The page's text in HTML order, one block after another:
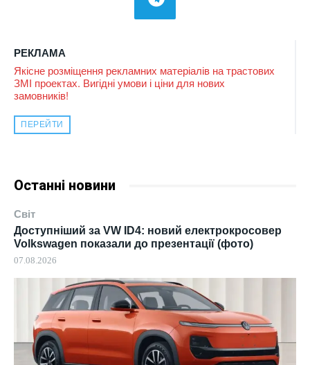
РЕКЛАМА
Якісне розміщення рекламних матеріалів на трастових
ЗМІ проектах. Вигідні умови і ціни для нових
замовників!
ПЕРЕЙТИ
Останні новини
Світ
Доступніший за VW ID4: новий електрокросовер
Volkswagen показали до презентації (фото)
07.08.2026